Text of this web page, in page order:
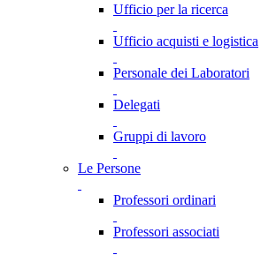
Ufficio per la ricerca
Ufficio acquisti e logistica
Personale dei Laboratori
Delegati
Gruppi di lavoro
Le Persone
Professori ordinari
Professori associati